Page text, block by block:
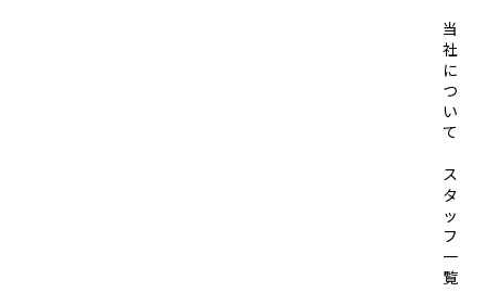
当
社
に
つ
い
て
ス
タ
ッ
フ
一
覧